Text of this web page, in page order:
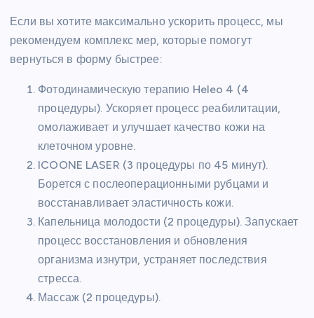
Если вы хотите максимально ускорить процесс, мы
рекомендуем комплекс мер, которые помогут
вернуться в форму быстрее:
Фотодинамическую терапию Heleo 4 (4
процедуры). Ускоряет процесс реабилитации,
омолаживает и улучшает качество кожи на
клеточном уровне.
ICOONE LASER (3 процедуры по 45 минут).
Борется с послеоперационными рубцами и
восстанавливает эластичность кожи.
Капельница молодости (2 процедуры). Запускает
процесс восстановления и обновления
организма изнутри, устраняет последствия
стресса.
Массаж (2 процедуры).